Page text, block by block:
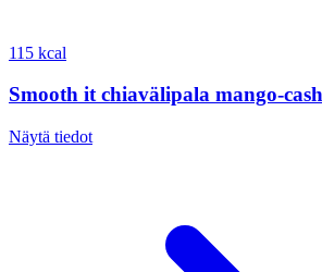
115 kcal
Smooth it chiavälipala mango-
Näytä tiedot